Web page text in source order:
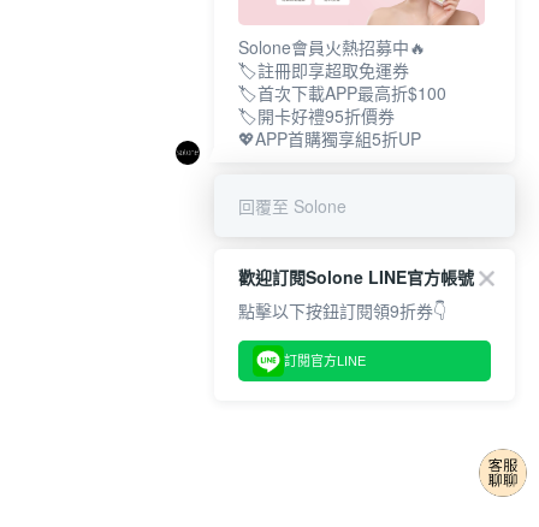
Solone會員火熱招募中🔥
🏷️註冊即享超取免運券
🏷️首次下載APP最高折$100
🏷️開卡好禮95折價券
💖APP首購獨享組5折UP
回覆至 Solone
歡迎訂閱Solone LINE官方帳號
點擊以下按鈕訂閱領9折券👇
訂閱官方LINE